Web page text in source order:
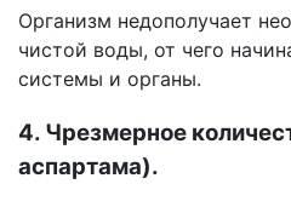
Организм недополучает
чистой воды, от чего
системы и органы.
4. Чрезмерное
аспартама).